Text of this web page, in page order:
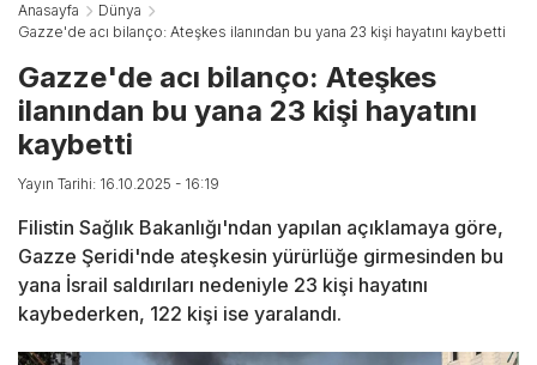
Anasayfa
Dünya
Gazze'de acı bilanço: Ateşkes ilanından bu yana 23 kişi hayatını kaybetti
Gazze'de acı bilanço: Ateşkes
ilanından bu yana 23 kişi hayatını
kaybetti
Yayın Tarihi: 16.10.2025 - 16:19
Filistin Sağlık Bakanlığı'ndan yapılan açıklamaya göre,
Gazze Şeridi'nde ateşkesin yürürlüğe girmesinden bu
yana İsrail saldırıları nedeniyle 23 kişi hayatını
kaybederken, 122 kişi ise yaralandı.